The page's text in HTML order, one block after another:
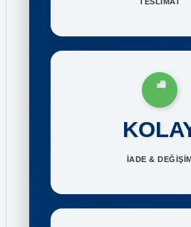
İADE &